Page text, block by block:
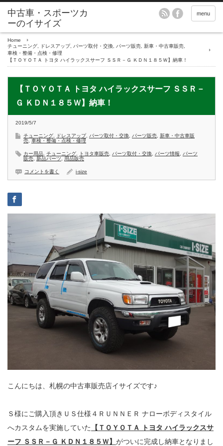
menu
Home
チューニング
ドレスアップ, パーツ取付・交換 パーツ販売 新車・中古車販売
車検・整備・点検・修理
【ＴＯＹＯＴＡ トヨタ ハイラックスサーフ ＳＳＲ－Ｇ ＫＤＮ１８５Ｗ】納車！
【ＴＯＹＯＴＡ トヨタ ハイラックスサーフ ＳＳＲ－
Ｇ ＫＤＮ１８５Ｗ】納車！
2019/5/7
チューニング ドレスアップ, パーツ取付・交換 パーツ販売 新車・中古車販
売 車検・整備・点検・修理
カー用品 チューニング トヨタ車販売 パーツ取付・交換 パーツ情報
パーツ
販売 新品パーツ 用品販売
コメントを書く i-size
こんにちは、札幌の中古車販売店イサイズです♪
Ｓ様にご購入頂きＵＳ仕様４ＲＵＮＮＥＲ ナローボディスタイル
へカスタムを実施していた
【ＴＯＹＯＴＡ トヨタ ハイラックスサ
ーフ ＳＳＲ－Ｇ ＫＤＮ１８５Ｗ】 がついに完成し納車となりまし